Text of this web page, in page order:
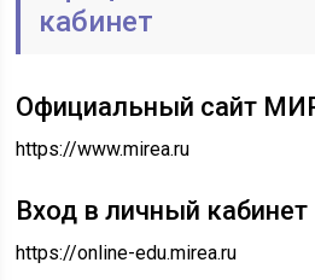
кабинет
Официальный сайт
https://www.mirea.ru
Вход в личный
https://online-edu.mirea.ru